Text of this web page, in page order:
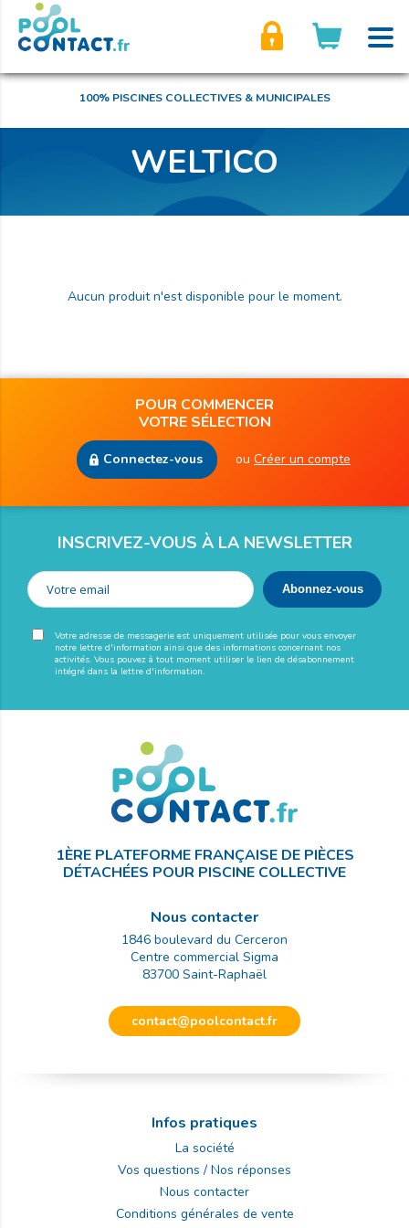
100% PISCINES COLLECTIVES & MUNICIPALES
WELTICO
Aucun produit n'est disponible pour le moment.
POUR COMMENCER
VOTRE SÉLECTION
Connectez-vous ou Créer un compte
INSCRIVEZ-VOUS À LA NEWSLETTER
Votre adresse de messagerie est uniquement utilisée pour vous envoyer
notre lettre d'information ainsi que des informations concernant nos
activités. Vous pouvez à tout moment utiliser le lien de désabonnement
intégré dans la lettre d'information.
1ÈRE PLATEFORME FRANÇAISE DE PIÈCES
DÉTACHÉES POUR PISCINE COLLECTIVE
Nous contacter
1846 boulevard du Cerceron
Centre commercial Sigma
83700 Saint-Raphaël
contact@poolcontact.fr
Infos pratiques
La société
Vos questions / Nos réponses
Nous contacter
Conditions générales de vente